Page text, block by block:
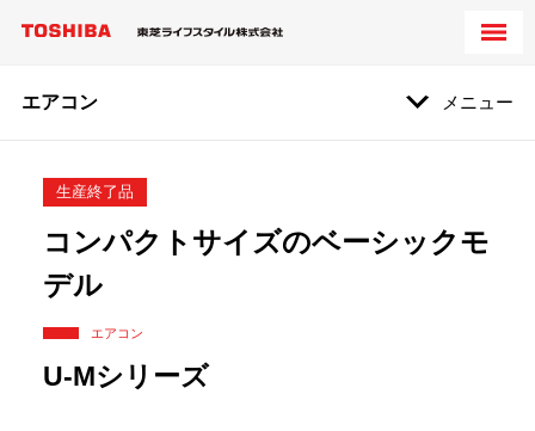
エアコン メニュー
生産終了品
コンパクトサイズのベーシックモ
デル
エアコン
U-Mシリーズ